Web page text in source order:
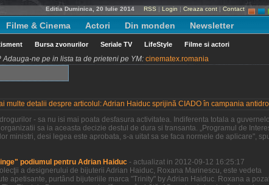
Editia Duminica, 20 Iulie 2014 RSS | Login | Creaza cont | Contact
Filme & Cinema Actori Din monden Newsletter
Bursa zvonurilor Seriale TV LifeStyle Filme si actori
Adauga-ne pe in lista ta de prieteni pe YM: cinematex.romania
- sa nu isi mai poata desfasura activitatea. Indiferenta totala a
sa ia aceasta decizie destul de dura si transanta. „Programul de
ministri, desi legea este aprobata, s-a uitat sa se faca normele de aplicare",
podiumul pentru Adrian Haiduc - actualizat in 2012-09-12 16:25:17
a designerului de bijuterii Adrian Haiduc, Roxana Marinescu, este vedeta
apetisante, purtând bijuteriile marca "Trinity" by Adrian Haiduc. Roxana a